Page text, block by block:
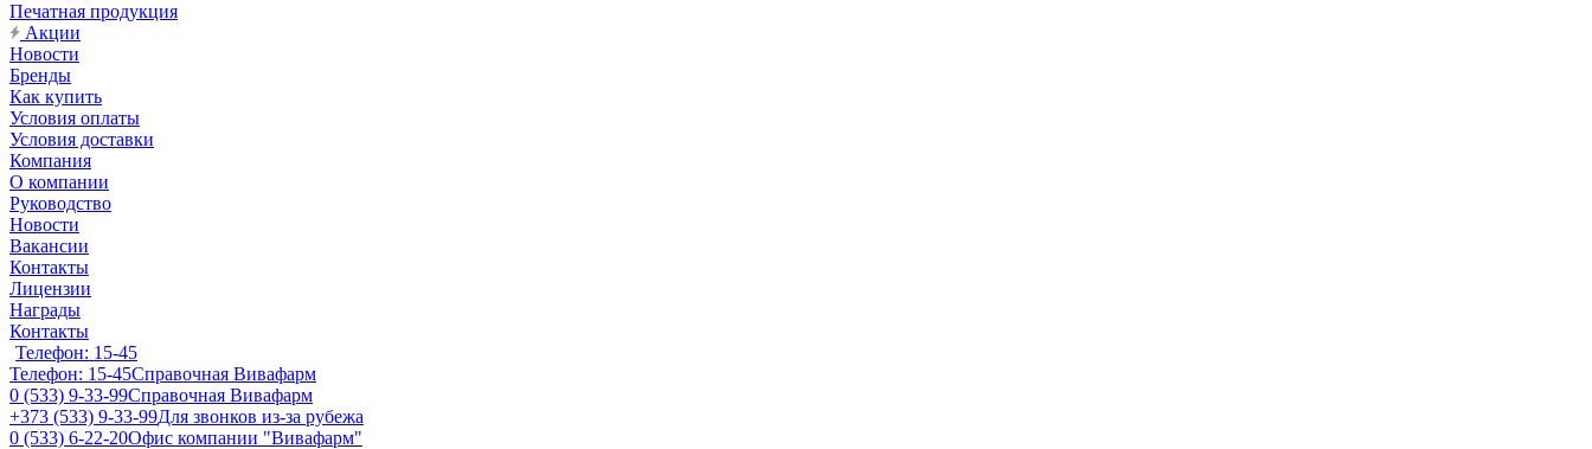
Печатная продукция
Акции
Новости
Бренды
Как купить
Условия оплаты
Условия доставки
Компания
О компании
Руководство
Новости
Вакансии
Контакты
Лицензии
Награды
Контакты
Телефон: 15-45
Телефон: 15-45Справочная Вивафарм
0 (533) 9-33-99Справочная Вивафарм
+373 (533) 9-33-99Для звонков из-за рубежа
0 (533) 6-22-20Офис компании "Вивафарм"